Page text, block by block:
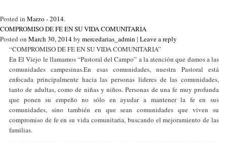
Posted in Marzo - 2014.
COMPROMISO DE FE EN SU VIDA COMUNITARIA
Posted on March 30, 2014by mercedarias_admin | Leave a reply
“COMPROMISO DE FE EN SU VIDA COMUNITARIA”
En El Viejo le llamamos “Pastoral del Campo” a la atención que damos a las
comunidades campesinas.En esas comunidades, nuestra Pastoral está
enfocada principalmente hacia las personas líderes de las comunidades,
tanto de adultas, como de niñas y niños. Personas de una fe muy profunda
que ponen su empeño no sólo en ayudar a mantener la fe en sus
comunidades, sino también en que sean comunidades que viven su
compromiso de fe en su vida comunitaria, buscando el mejoramiento de las
familias.